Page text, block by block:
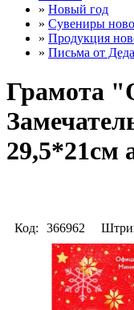
» Новый год
» Сувениры
» Продукция
» Письма от
Грамота
29,5*21см
Код: 366962